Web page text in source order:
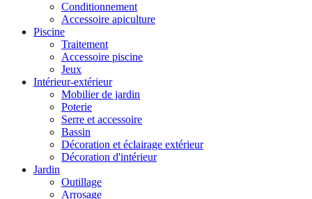
Conditionnement
Accessoire apiculture
Piscine
Traitement
Accessoire piscine
Jeux
Intérieur-extérieur
Mobilier de jardin
Poterie
Serre et accessoire
Bassin
Décoration et éclairage extérieur
Décoration d'intérieur
Jardin
Outillage
Arrosage